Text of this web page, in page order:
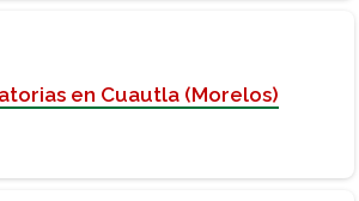
en Cuautla (Morelos)